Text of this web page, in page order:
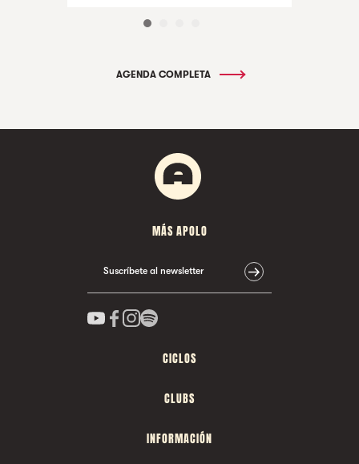
AGENDA COMPLETA
MÁS APOLO
Suscríbete al newsletter
CICLOS
CLUBS
INFORMACIÓN